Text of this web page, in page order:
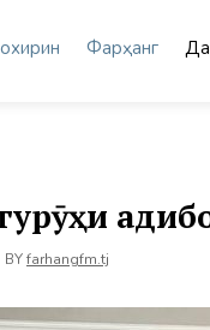
Фарҳанг
BYfarhangfm.tj